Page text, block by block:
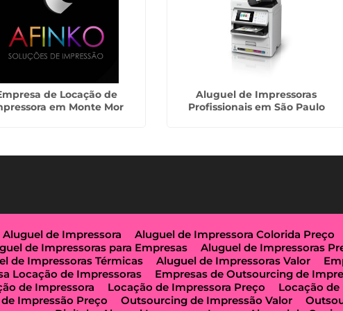
de Locação de
em Monte Mor
Aluguel de Impressoras
Profissionais em São Paulo
Aluguel de Impressora Aluguel de Impressora Colorida Preço
de Impressoras para Empresas
Aluguel de Impressoras
de Impressoras Térmicas Aluguel de Impressoras Valor
Locação de Impressoras
Empresas de Outsourcing de
de Impressora Locação de Impressora Preço
Locação de
Impressão Preço Outsourcing de Impressão Valor